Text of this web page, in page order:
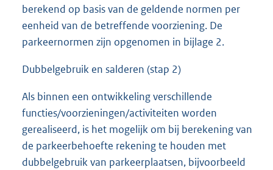
berekend op basis van de geldende normen per
eenheid van de betreffende voorziening. De
parkeernormen zijn opgenomen in bijlage 2.
Dubbelgebruik en salderen (stap 2)
Als binnen een ontwikkeling verschillende
functies/voorzieningen/activiteiten worden
gerealiseerd, is het mogelijk om bij berekening van
de parkeerbehoefte rekening te houden met
dubbelgebruik van parkeerplaatsen, bijvoorbeeld